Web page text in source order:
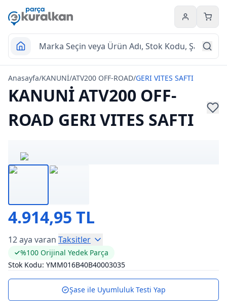
Hesabım
Anasayfa/KANUNİ/ATV200 OFF-ROAD/GERI VITES SAFTI
KANUNİ ATV200 OFF-
ROAD GERI VITES SAFTI
4.914,95 TL
12 aya varan Taksitler
%100 Orijinal Yedek Parça
Stok Kodu: YMM016B40B40003035
Şase ile Uyumluluk Testi Yap